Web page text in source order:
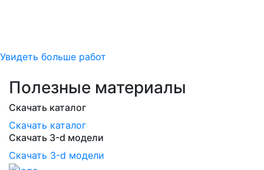
Увидеть больше работ
Полезные материалы
Скачать каталог
Скачать каталог
Скачать 3-d модели
Скачать 3-d модели